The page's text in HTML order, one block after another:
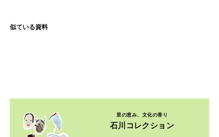
似ている資料
里の恵み、文化の香り
石川コレクション